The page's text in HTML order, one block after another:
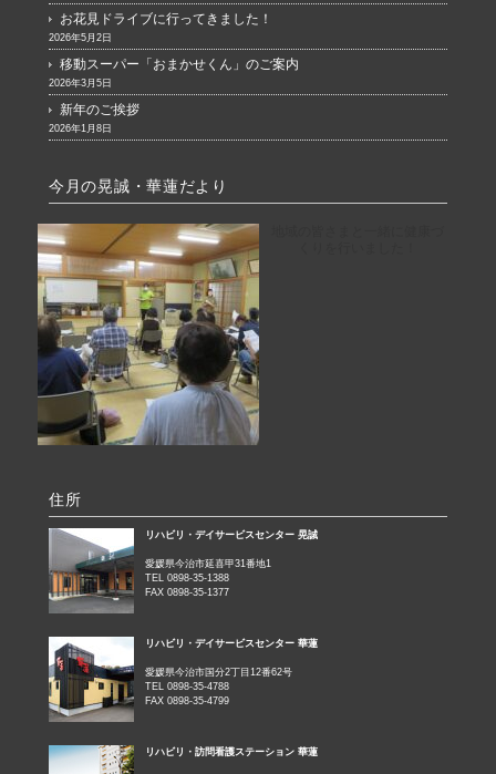
お花見ドライブに行ってきました！
2026年5月2日
移動スーパー「おまかせくん」のご案内
2026年3月5日
新年のご挨拶
2026年1月8日
今月の晃誠・華蓮だより
住所
リハビリ・デイサービスセンター 晃誠
愛媛県今治市延喜甲31番地1
TEL 0898-35-1388
FAX 0898-35-1377
リハビリ・デイサービスセンター 華蓮
愛媛県今治市国分2丁目12番62号
TEL 0898-35-4788
FAX 0898-35-4799
リハビリ・訪問看護ステーション 華蓮